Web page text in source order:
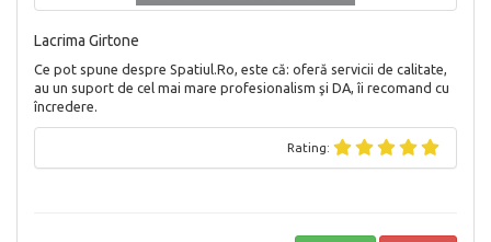
Lacrima Girtone
Ce pot spune despre Spatiul.Ro, este că: oferă servicii de calitate,
au un suport de cel mai mare profesionalism şi DA, îi recomand cu
încredere.
Rating: